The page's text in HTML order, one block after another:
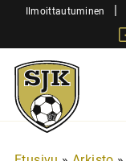
SiirryIlmoittautuminen |
Sjk-
Juniorit